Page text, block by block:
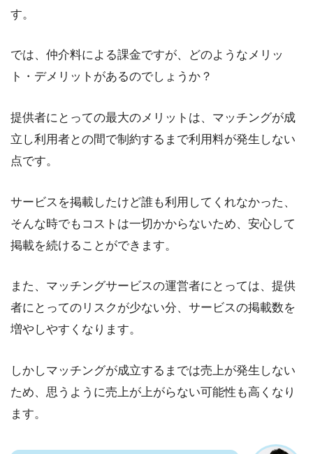
す。
では、仲介料による課金ですが、どのようなメリッ
ト・デメリットがあるのでしょうか？
提供者にとっての最大のメリットは、マッチングが成
立し利用者との間で制約するまで利用料が発生しない
点です。
サービスを掲載したけど誰も利用してくれなかった、
そんな時でもコストは一切かからないため、安心して
掲載を続けることができます。
また、マッチングサービスの運営者にとっては、提供
者にとってのリスクが少ない分、サービスの掲載数を
増やしやすくなります。
しかしマッチングが成立するまでは売上が発生しない
ため、思うように売上が上がらない可能性も高くなり
ます。